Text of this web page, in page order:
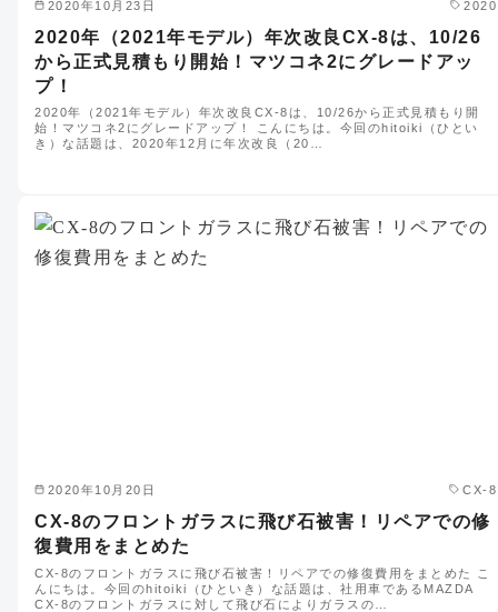
2020年10月23日 2020
2020年（2021年モデル）年次改良CX-8は、10/26
から正式見積もり開始！マツコネ2にグレードアッ
プ！
2020年（2021年モデル）年次改良CX-8は、10/26から正式見積もり開
始！マツコネ2にグレードアップ！ こんにちは。今回のhitoiki（ひとい
き）な話題は、2020年12月に年次改良（20…
2020年10月20日 CX-8
CX-8のフロントガラスに飛び石被害！リペアでの修
復費用をまとめた
CX-8のフロントガラスに飛び石被害！リペアでの修復費用をまとめた こ
んにちは。今回のhitoiki（ひといき）な話題は、社用車であるMAZDA
CX-8のフロントガラスに対して飛び石によりガラスの…